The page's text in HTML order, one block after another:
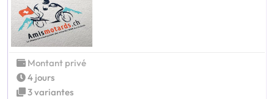
Montant privé
4 jours
3 variantes